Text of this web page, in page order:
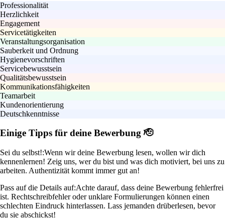
Professionalität
Herzlichkeit
Engagement
Servicetätigkeiten
Veranstaltungsorganisation
Sauberkeit und Ordnung
Hygienevorschriften
Servicebewusstsein
Qualitätsbewusstsein
Kommunikationsfähigkeiten
Teamarbeit
Kundenorientierung
Deutschkenntnisse
Einige Tipps für deine Bewerbung 🫡
Sei du selbst!:Wenn wir deine Bewerbung lesen, wollen wir dich
kennenlernen! Zeig uns, wer du bist und was dich motiviert, bei uns zu
arbeiten. Authentizität kommt immer gut an!
Pass auf die Details auf:Achte darauf, dass deine Bewerbung fehlerfrei
ist. Rechtschreibfehler oder unklare Formulierungen können einen
schlechten Eindruck hinterlassen. Lass jemanden drüberlesen, bevor
du sie abschickst!